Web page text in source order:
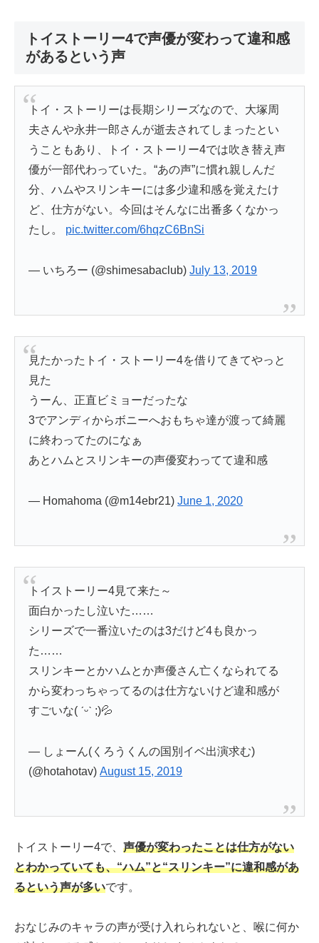
トイストーリー4で声優が変わって違和感
があるという声
トイ・ストーリーは長期シリーズなので、大塚周
夫さんや永井一郎さんが逝去されてしまったとい
うこともあり、トイ・ストーリー4では吹き替え声
優が一部代わっていた。“あの声”に慣れ親しんだ
分、ハムやスリンキーには多少違和感を覚えたけ
ど、仕方がない。今回はそんなに出番多くなかっ
たし。 pic.twitter.com/6hqzC6BnSi
— いちろー (@shimesabaclub)July 13, 2019
見たかったトイ・ストーリー4を借りてきてやっと
見た
うーん、正直ビミョーだったな
3でアンディからボニーへおもちゃ達が渡って綺麗
に終わってたのになぁ
あとハムとスリンキーの声優変わってて違和感
— Homahoma (@m14ebr21)June 1, 2020
トイストーリー4見て来た～
面白かったし泣いた……
シリーズで一番泣いたのは3だけど4も良かっ
た……
スリンキーとかハムとか声優さん亡くなられてる
から変わっちゃってるのは仕方ないけど違和感が
すごいな( ˊᵕˋ ;)💦
— しょーん(くろうくんの国別イベ出演求む)
(@hotahotav)August 15, 2019
トイストーリー4で、 声優が変わったことは仕方がない
とわかっていても、“ハム”と“スリンキー”に違和感があ
るという声が多いです。
おなじみのキャラの声が受け入れられないと、喉に何か